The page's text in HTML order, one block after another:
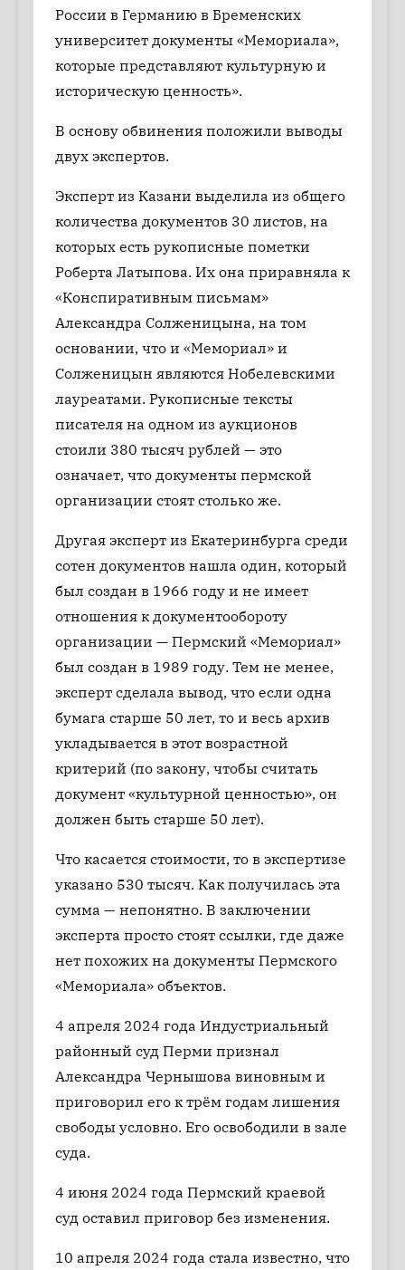
России в Германию в Бременских
университет документы «Мемориала»,
которые представляют культурную и
историческую ценность».
В основу обвинения положили выводы
двух экспертов.
Эксперт из Казани выделила из общего
количества документов 30 листов, на
которых есть рукописные пометки
Роберта Латыпова. Их она приравняла к
«Конспиративным письмам»
Александра Солженицына, на том
основании, что и «Мемориал» и
Солженицын являются Нобелевскими
лауреатами. Рукописные тексты
писателя на одном из аукционов
стоили 380 тысяч рублей — это
означает, что документы пермской
организации стоят столько же.
Другая эксперт из Екатеринбурга среди
сотен документов нашла один, который
был создан в 1966 году и не имеет
отношения к документообороту
организации — Пермский «Мемориал»
был создан в 1989 году. Тем не менее,
эксперт сделала вывод, что если одна
бумага старше 50 лет, то и весь архив
укладывается в этот возрастной
критерий (по закону, чтобы считать
документ «культурной ценностью», он
должен быть старше 50 лет).
Что касается стоимости, то в экспертизе
указано 530 тысяч. Как получилась эта
сумма — непонятно. В заключении
эксперта просто стоят ссылки, где даже
нет похожих на документы Пермского
«Мемориала» объектов.
4 апреля 2024 года Индустриальный
районный суд Перми признал
Александра Чернышова виновным и
приговорил его к трём годам лишения
свободы условно. Его освободили в зале
суда.
4 июня 2024 года Пермский краевой
суд оставил приговор без изменения.
10 апреля 2024 года стала известно, что